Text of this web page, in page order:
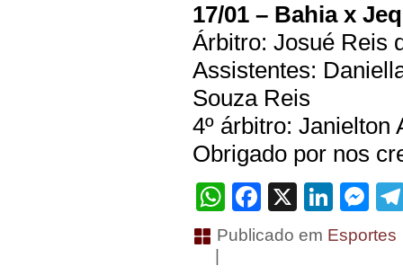
17/01 – Bahia x
Árbitro: Josué Reis
Assistentes:
Souza Reis
4º árbitro: Janielton
Obrigado por nos
WhatsApp
Facebook
X
Publicado em Esportes